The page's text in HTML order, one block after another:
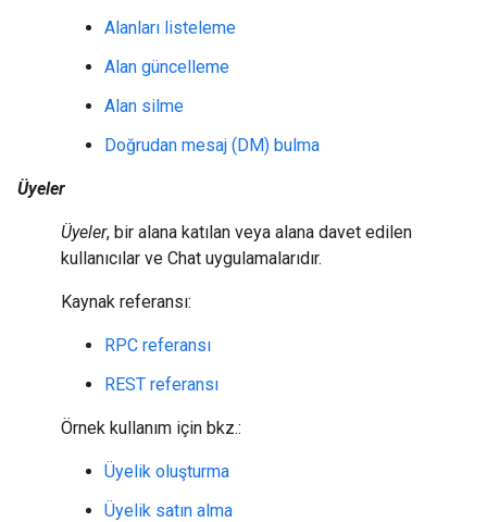
Alanları listeleme
Alan güncelleme
Alan silme
Doğrudan mesaj (DM) bulma
Üyeler
Üyeler, bir alana katılan veya alana davet edilen
kullanıcılar ve Chat uygulamalarıdır.
Kaynak referansı:
RPC referansı
REST referansı
Örnek kullanım için bkz.:
Üyelik oluşturma
Üyelik satın alma